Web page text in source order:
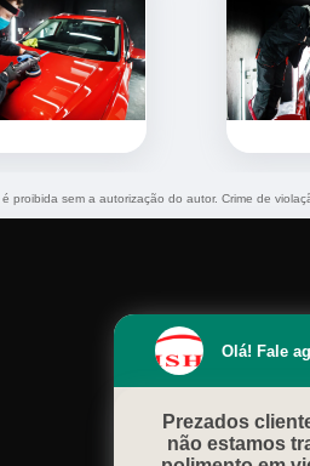
sem a autorização do autor. Crime de
Olá! Fale
Prezados
não estamos